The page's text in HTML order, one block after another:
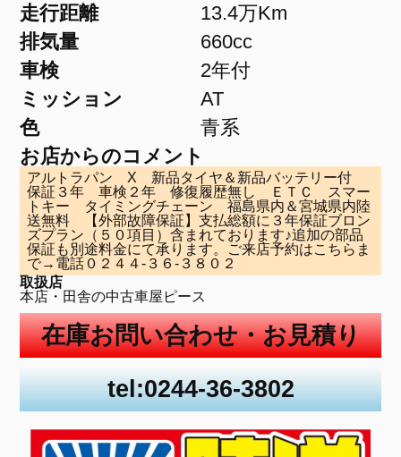
走行距離
13.4万Km
排気量
660cc
車検
2年付
ミッション
AT
色
青系
お店からのコメント
アルトラパン X 新品タイヤ＆新品バッテリー付
保証３年 車検２年 修復履歴無し ＥＴＣ スマー
トキー タイミングチェーン 福島県内＆宮城県内陸
送無料 【外部故障保証】支払総額に３年保証ブロン
ズプラン（５０項目）含まれております♪追加の部品
保証も別途料金にて承ります。ご来店予約はこちらま
で→電話０２４４-３６-３８０２
取扱店
本店・田舎の中古車屋ピース
在庫お問い合わせ・お見積り
tel:0244-36-3802